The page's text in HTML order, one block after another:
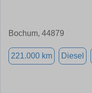
Bochum, 44879
221.000 km Diesel